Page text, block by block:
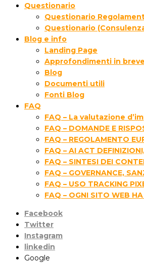
Questionario
Questionario
Questionario
Blog e info
Landing Page
Approfondimenti in breve
Blog
Documenti utili
Fonti Blog
FAQ
FAQ – La valutazione
FAQ – DOMANDE E
FAQ – REGOLAMENTO
FAQ – AI ACT
FAQ – SINTESI DEI
FAQ – GOVERNANCE,
FAQ – USO TRACKING
FAQ – OGNI SITO WEB
Facebook
Twitter
Instagram
linkedin
Google